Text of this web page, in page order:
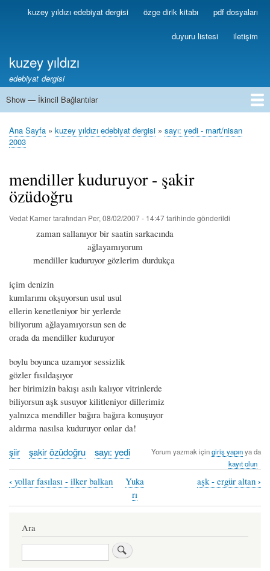
Ana
içeriğe
Birincilkuzey yıldızı edebiyat dergisi özge dirik kitabı pdf dosyaları
duyuru listesi iletişim
kuzey yıldızı
edebiyat dergisi
İkincil
Show — İkincil Bağlantılar
1
2
3
4
5
6
7
8
9
10
11
12
13
Sayfa
Ana Sayfa kuzey yıldızı edebiyat dergisi
sayı: yedi - mart/nisan
2003
mendiller kuduruyor - şakir
özüdoğru
Vedat Kamertarafından Per, 08/02/2007 - 14:47tarihinde gönderildi
zaman sallanıyor bir saatin sarkacında
ağlayamıyorum
mendiller kuduruyor gözlerim durdukça
içim denizin
kumlarımı okşuyorsun usul usul
ellerin kenetleniyor bir yerlerde
biliyorum ağlayamıyorsun sen de
orada da mendiller kuduruyor
boylu boyunca uzanıyor sessizlik
gözler fısıldaşıyor
her birimizin bakışı asılı kalıyor vitrinlerde
biliyorsun aşk susuyor kilitleniyor dillerimiz
yalnızca mendiller bağıra bağıra konuşuyor
aldırma nasılsa kuduruyor onlar da!
şiir şakir özüdoğru sayı: yedi Yorum yazmak içingiriş yapınya da
kayıt olun
Book
traversal
links
for
mendiller
‹ yollar fasılası - ilker balkan
Yuka
rı
aşk - ergür altan ›
Ara
Ara